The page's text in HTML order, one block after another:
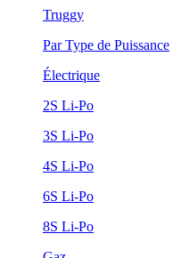
Truggy
Par Type de Puissance
Électrique
2S Li-Po
3S Li-Po
4S Li-Po
6S Li-Po
8S Li-Po